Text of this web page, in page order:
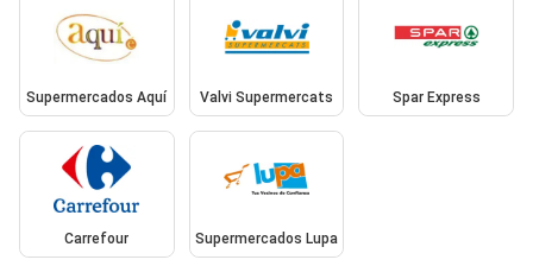
Supermercados Aquí Valvi Supermercats Spar Express
Carrefour Supermercados Lupa